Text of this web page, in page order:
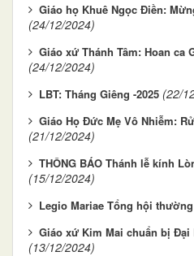
Giáo họ Khuê Ngọc Điền:
(24/12/2024)
Giáo xứ Thánh Tâm: Hoan ca
(24/12/2024)
LBT: Tháng Giêng -2025 (22/
Giáo Họ Đức Mẹ Vô Nhiễm:
(21/12/2024)
THÔNG BÁO Thánh lễ kính
(15/12/2024)
Legio Mariae Tổng hội
Giáo xứ Kim Mai chuẩn bị Đại
(13/12/2024)